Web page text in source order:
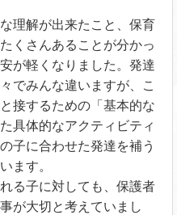
理解が出来たこと、保育
くさんあることが分かっ
が軽くなりました。発達
でみんな違いますが、こ
接するための「基本的な
具体的なアクティビティ
子に合わせた発達を補う
ます。
る子に対しても、保護者
が大切と考えていまし